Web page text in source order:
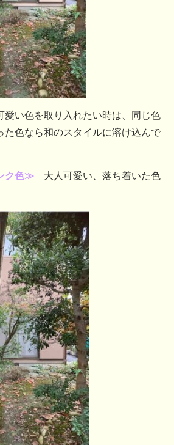
愛い色を取り入れたい時は、同じ色
た色なら和のスタイルに溶け込んで
ク色≫ 大人可愛い、落ち着いた色